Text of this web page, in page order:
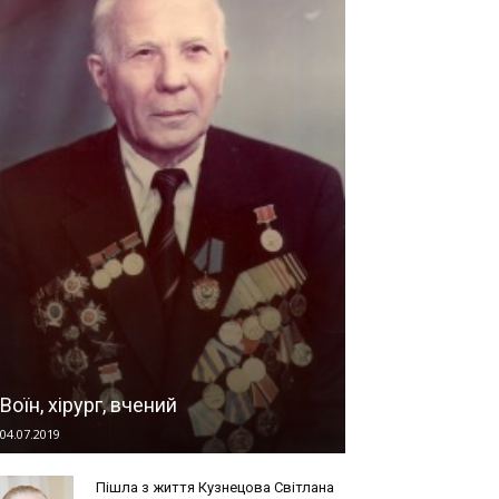
Воїн, хірург, вчений
04.07.2019
Пішла з життя Кузнецова Світлана